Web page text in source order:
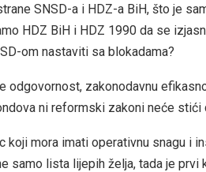
SNSD-a i HDZ-a BiH, što je
HDZ BiH i HDZ 1990 da se
om nastaviti sa blokadama?
odgovornost, zakonodavnu
ni reformski zakoni neće stići
mora imati operativnu snagu i
samo lista lijepih želja, tada je prvi